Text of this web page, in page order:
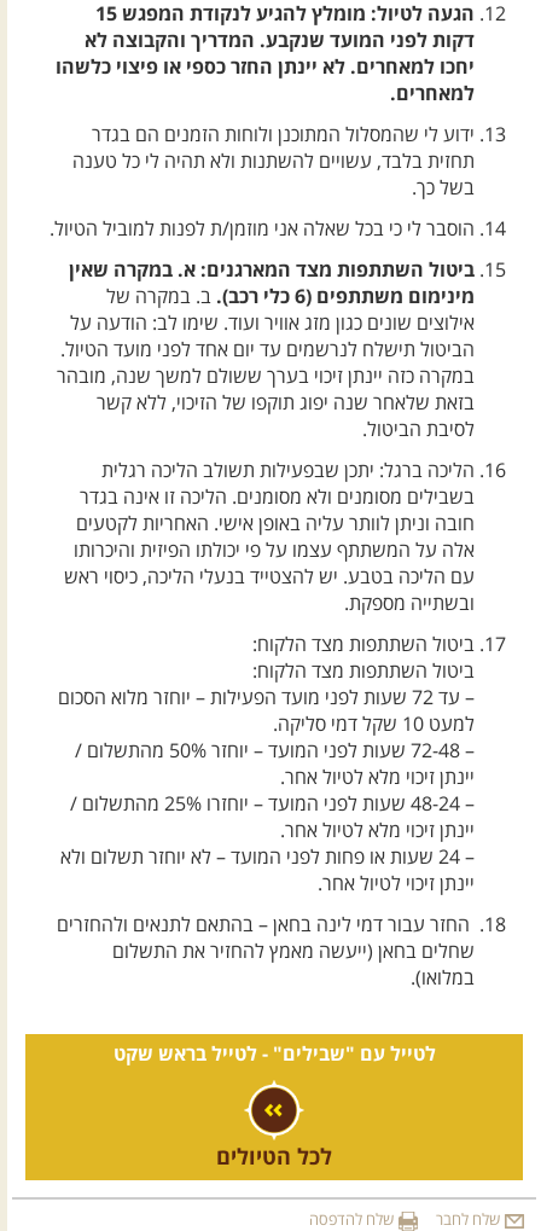
הגעה לטיול: מומלץ להגיע לנקודת המפגש 15
דקות לפני המועד שנקבע. המדריך והקבוצה לא
יחכו למאחרים. לא יינתן החזר כספי או פיצוי כלשהו
למאחרים.
ידוע לי שהמסלול המתוכנן ולוחות הזמנים הם בגדר
תחזית בלבד, עשויים להשתנות ולא תהיה לי כל טענה
בשל כך.
הוסבר לי כי בכל שאלה אני מוזמן/ת לפנות למוביל הטיול.
ביטול השתתפות מצד המארגנים: א. במקרה שאין
מינימום משתתפים (6 כלי רכב).
ב. במקרה של
אילוצים שונים כגון מזג אוויר ועוד. שימו לב: הודעה על
הביטול תישלח לנרשמים עד יום אחד לפני מועד הטיול.
במקרה כזה יינתן זיכוי בערך ששולם למשך שנה, מובהר
בזאת שלאחר שנה יפוג תוקפו של הזיכוי, ללא קשר
לסיבת הביטול.
הליכה ברגל: יתכן שבפעילות תשולב הליכה רגלית
בשבילים מסומנים ולא מסומנים. הליכה זו אינה בגדר
חובה וניתן לוותר עליה באופן אישי. האחריות לקטעים
אלה על המשתתף עצמו על פי יכולתו הפיזית והיכרותו
עם הליכה בטבע. יש להצטייד בנעלי הליכה, כיסוי ראש
ובשתייה מספקת.
ביטול השתתפות מצד הלקוח:
ביטול השתתפות מצד הלקוח:
– עד 72 שעות לפני מועד הפעילות – יוחזר מלוא הסכום
למעט 10 שקל דמי סליקה.
– 72-48 שעות לפני המועד – יוחזר 50% מהתשלום /
יינתן זיכוי מלא לטיול אחר.
– 48-24 שעות לפני המועד – יוחזרו 25% מהתשלום /
יינתן זיכוי מלא לטיול אחר.
– 24 שעות או פחות לפני המועד – לא יוחזר תשלום ולא
יינתן זיכוי לטיול אחר.
החזר עבור דמי לינה בחאן – בהתאם לתנאים ולהחזרים
שחלים בחאן (ייעשה מאמץ להחזיר את התשלום
במלואו).
לטייל עם "שבילים" -לטייל בראש שקט
לכל הטיולים
שלח לחבר שלח להדפסה